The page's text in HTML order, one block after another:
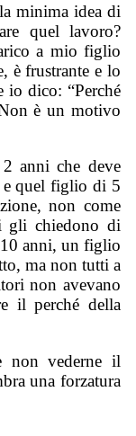
minima idea di
quel lavoro?
a mio figlio
è frustrante e lo
io dico: “Perché
è un motivo
anni che deve
e quel figlio di 5
non come
gli chiedono di
anni, un figlio
ma non tutti a
non avevano
il perché della
non vederne il
una forzatura